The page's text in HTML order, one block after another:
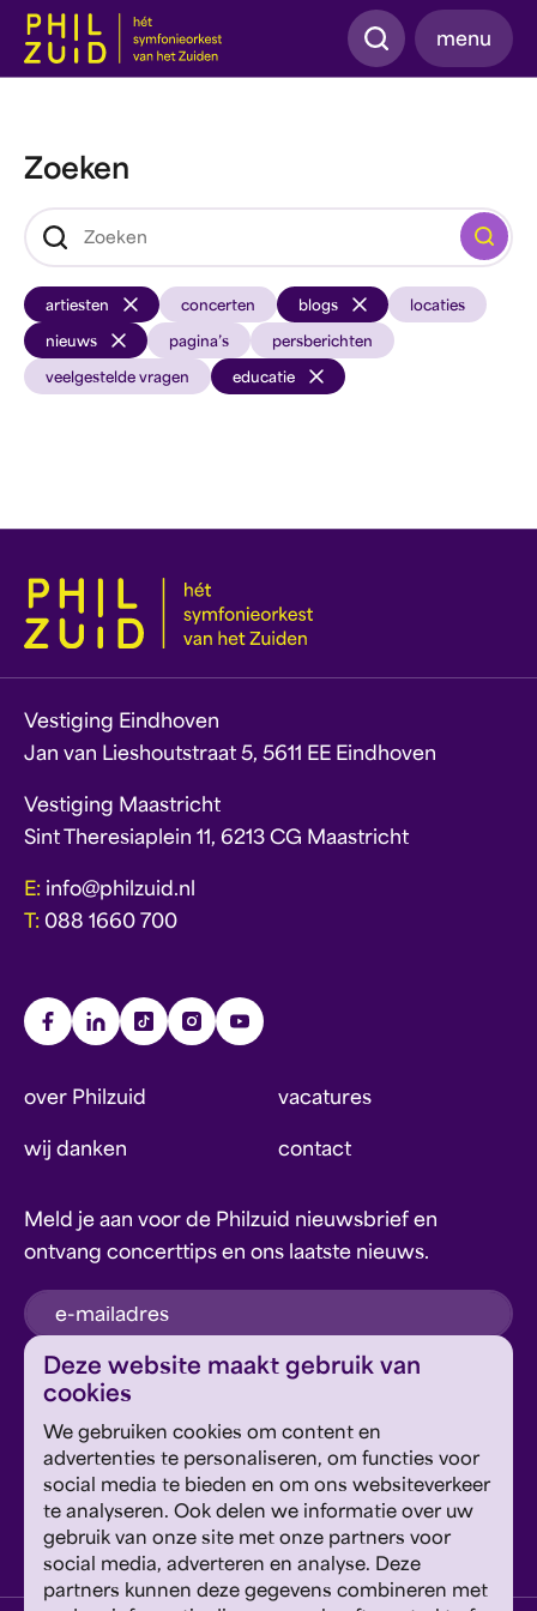
Deze website maakt gebruik van
cookies
We gebruiken cookies om content en
advertenties te personaliseren, om functies voor
social media te bieden en om ons websiteverkeer
te analyseren. Ook delen we informatie over uw
gebruik van onze site met onze partners voor
social media, adverteren en analyse. Deze
partners kunnen deze gegevens combineren met
Zoeken
menu
Zoeken
Zoeken
artiesten concerten blogs locaties
nieuws pagina’s persberichten
veelgestelde vragen educatie
Vestiging Eindhoven
Jan van Lieshoutstraat 5, 5611 EE Eindhoven
Vestiging Maastricht
Sint Theresiaplein 11, 6213 CG Maastricht
E: info@philzuid.nl
T: 088 1660 700
over Philzuid vacatures
wij danken contact
Meld je aan voor de Philzuid nieuwsbrief en
ontvang concerttips en ons laatste nieuws.
inschrijven
Google's Privacyverklaring en Servicevoorwaarden
van toepassing.
Geef om Philzuid en steun ons!
steun ons